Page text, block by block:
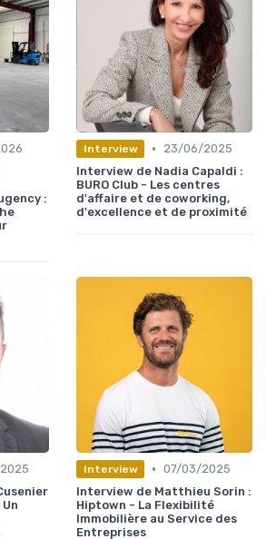
:
Interview •
23/06/2025
Interview de Nadia Capaldi :
BURO Club - Les centres
d'affaire et de coworking,
d'excellence et de proximité
Interview • 07/03/2025
Interview de Matthieu Sorin :
Hiptown - La Flexibilité
Immobilière au Service des
Entreprises